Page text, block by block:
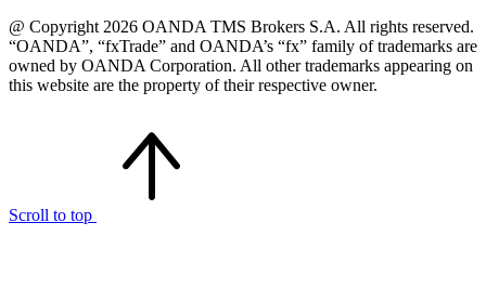
@ Copyright 2026 OANDA TMS Brokers S.A. All rights reserved.
“OANDA”, “fxTrade” and OANDA’s “fx” family of trademarks are
owned by OANDA Corporation. All other trademarks appearing on
this website are the property of their respective owner.
Scroll to top